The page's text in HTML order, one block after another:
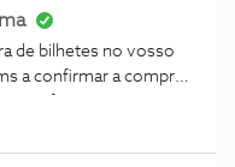
de bilhetes no vosso
a confirmar a compra
verifiquei no spam e